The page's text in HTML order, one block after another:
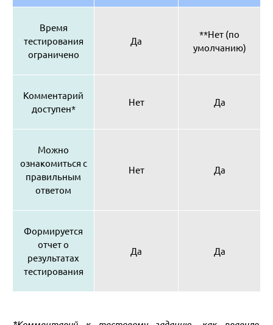
Время
тестирования
ограничено
Да
**Нет (по
умолчанию)
Комментарий
доступен*
Нет Да
Можно
ознакомиться с
правильным
ответом
Нет Да
Формируется
отчет о
результатах
тестирования
Да Да